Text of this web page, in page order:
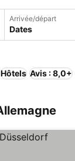
Arrivée/départ
Dates
Hôtels Avis : 8,0+